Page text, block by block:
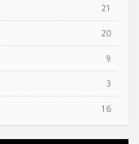
21
20
9
3
16